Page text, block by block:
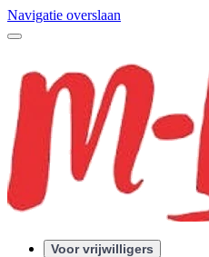
Navigatie overslaan
Voor vrijwilligers